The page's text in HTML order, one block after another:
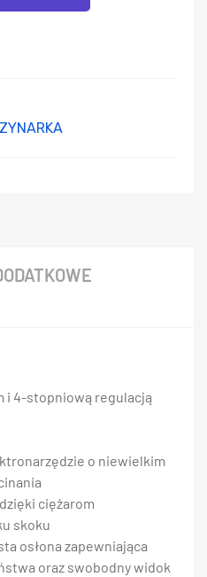
i 4-stopniową regulacją
o niewielkim
ciężarom
skoku
osłona zapewniająca
oraz swobodny widok